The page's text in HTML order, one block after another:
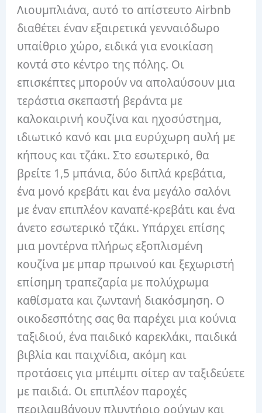
Λιουμπλιάνα, αυτό το απίστευτο Airbnb
διαθέτει έναν εξαιρετικά γενναιόδωρο
υπαίθριο χώρο, ειδικά για ενοικίαση
κοντά στο κέντρο της πόλης. Οι
επισκέπτες μπορούν να απολαύσουν μια
τεράστια σκεπαστή βεράντα με
καλοκαιρινή κουζίνα και ηχοσύστημα,
ιδιωτικό κανό και μια ευρύχωρη αυλή με
κήπους και τζάκι. Στο εσωτερικό, θα
βρείτε 1,5 μπάνια, δύο διπλά κρεβάτια,
ένα μονό κρεβάτι και ένα μεγάλο σαλόνι
με έναν επιπλέον καναπέ-κρεβάτι και ένα
άνετο εσωτερικό τζάκι. Υπάρχει επίσης
μια μοντέρνα πλήρως εξοπλισμένη
κουζίνα με μπαρ πρωινού και ξεχωριστή
επίσημη τραπεζαρία με πολύχρωμα
καθίσματα και ζωντανή διακόσμηση. Ο
οικοδεσπότης σας θα παρέχει μια κούνια
ταξιδιού, ένα παιδικό καρεκλάκι, παιδικά
βιβλία και παιχνίδια, ακόμη και
προτάσεις για μπέιμπι σίτερ αν ταξιδεύετε
με παιδιά. Οι επιπλέον παροχές
περιλαμβάνουν πλυντήριο ρούχων και